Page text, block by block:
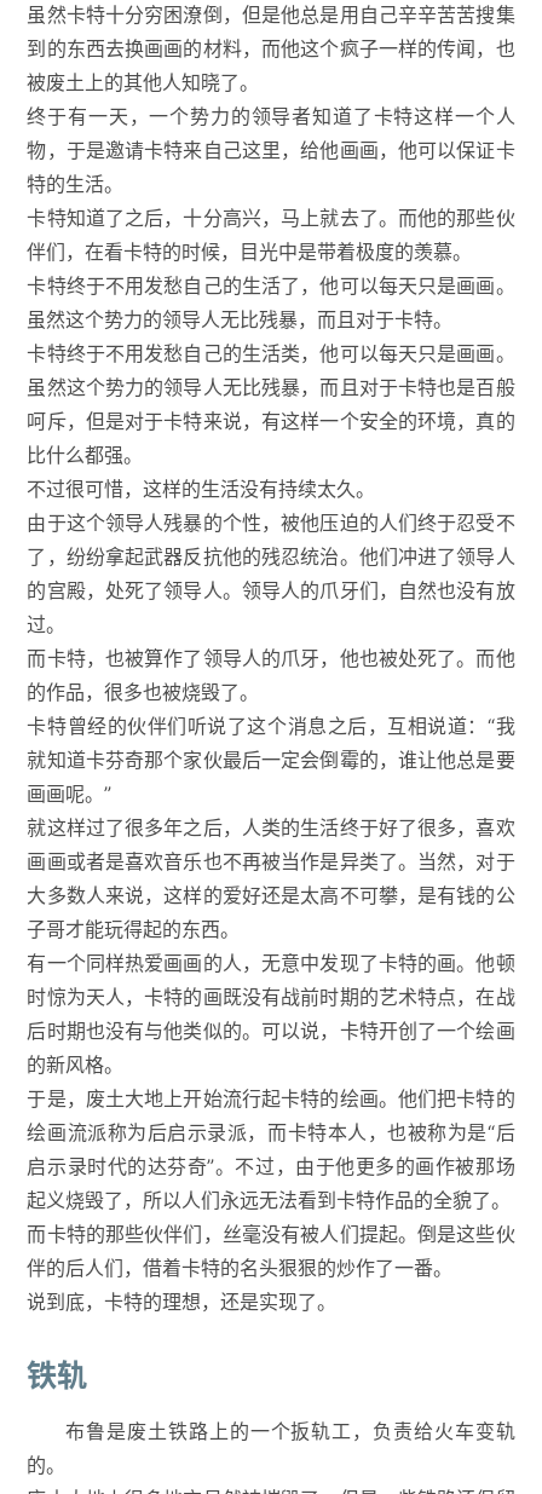
虽然卡特十分穷困潦倒，但是他总是用自己辛辛苦苦搜集
到的东西去换画画的材料，而他这个疯子一样的传闻，也
被废土上的其他人知晓了。
终于有一天，一个势力的领导者知道了卡特这样一个人
物，于是邀请卡特来自己这里，给他画画，他可以保证卡
特的生活。
卡特知道了之后，十分高兴，马上就去了。而他的那些伙
伴们，在看卡特的时候，目光中是带着极度的羡慕。
卡特终于不用发愁自己的生活了，他可以每天只是画画。
虽然这个势力的领导人无比残暴，而且对于卡特。
卡特终于不用发愁自己的生活类，他可以每天只是画画。
虽然这个势力的领导人无比残暴，而且对于卡特也是百般
呵斥，但是对于卡特来说，有这样一个安全的环境，真的
比什么都强。
不过很可惜，这样的生活没有持续太久。
由于这个领导人残暴的个性，被他压迫的人们终于忍受不
了，纷纷拿起武器反抗他的残忍统治。他们冲进了领导人
的宫殿，处死了领导人。领导人的爪牙们，自然也没有放
过。
而卡特，也被算作了领导人的爪牙，他也被处死了。而他
的作品，很多也被烧毁了。
卡特曾经的伙伴们听说了这个消息之后，互相说道：“我
就知道卡芬奇那个家伙最后一定会倒霉的，谁让他总是要
画画呢。”
就这样过了很多年之后，人类的生活终于好了很多，喜欢
画画或者是喜欢音乐也不再被当作是异类了。当然，对于
大多数人来说，这样的爱好还是太高不可攀，是有钱的公
子哥才能玩得起的东西。
有一个同样热爱画画的人，无意中发现了卡特的画。他顿
时惊为天人，卡特的画既没有战前时期的艺术特点，在战
后时期也没有与他类似的。可以说，卡特开创了一个绘画
的新风格。
于是，废土大地上开始流行起卡特的绘画。他们把卡特的
绘画流派称为后启示录派，而卡特本人，也被称为是“后
启示录时代的达芬奇”。不过，由于他更多的画作被那场
起义烧毁了，所以人们永远无法看到卡特作品的全貌了。
而卡特的那些伙伴们，丝毫没有被人们提起。倒是这些伙
伴的后人们，借着卡特的名头狠狠的炒作了一番。
说到底，卡特的理想，还是实现了。
铁轨
布鲁是废土铁路上的一个扳轨工，负责给火车变轨
的。